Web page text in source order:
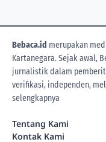
Bebaca.id merupakan
Kartanegara. Sejak awal,
jurnalistik dalam
verifikasi, independen,
selengkapnya
Tentang Kami
Kontak Kami